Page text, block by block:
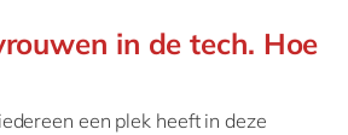
in de tech. Hoe
een plek heeft in deze